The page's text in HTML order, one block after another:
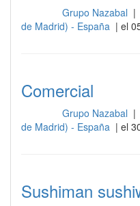
Grupo Nazabal |
de Madrid) - España | el
Comercial
Grupo Nazabal |
de Madrid) - España | el
Sushiman